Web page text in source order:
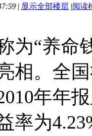
| 显示全部楼层 |阅读
为“养命
相。全
年年
率为